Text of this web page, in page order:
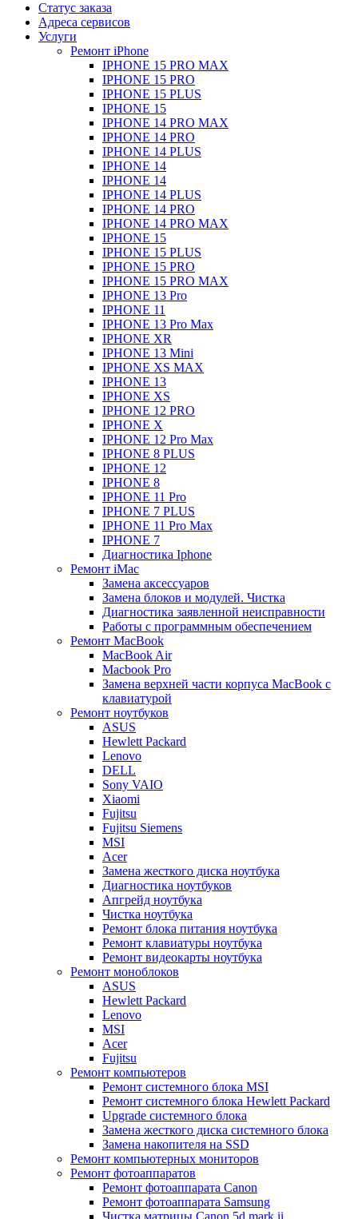
Статус заказа
Адреса сервисов
Услуги
Ремонт iPhone
IPHONE 15 PRO MAX
IPHONE 15 PRO
IPHONE 15 PLUS
IPHONE 15
IPHONE 14 PRO MAX
IPHONE 14 PRO
IPHONE 14 PLUS
IPHONE 14
IPHONE 14
IPHONE 14 PLUS
IPHONE 14 PRO
IPHONE 14 PRO MAX
IPHONE 15
IPHONE 15 PLUS
IPHONE 15 PRO
IPHONE 15 PRO MAX
IPHONE 13 Pro
IPHONE 11
IPHONE 13 Pro Max
IPHONE XR
IPHONE 13 Mini
IPHONE XS MAX
IPHONE 13
IPHONE XS
IPHONE 12 PRO
IPHONE X
IPHONE 12 Pro Max
IPHONE 8 PLUS
IPHONE 12
IPHONE 8
IPHONE 11 Pro
IPHONE 7 PLUS
IPHONE 11 Pro Max
IPHONE 7
Диагностика Iphone
Ремонт iMac
Замена аксессуаров
Замена блоков и модулей. Чистка
Диагностика заявленной неисправности
Работы с программным обеспечением
Ремонт MacBook
MacBook Air
Macbook Pro
Замена верхней части корпуса MacBook с
клавиатурой
Ремонт ноутбуков
ASUS
Hewlett Packard
Lenovo
DELL
Sony VAIO
Xiaomi
Fujitsu
Fujitsu Siemens
MSI
Acer
Замена жесткого диска ноутбука
Диагностика ноутбуков
Апгрейд ноутбука
Чистка ноутбука
Ремонт блока питания ноутбука
Ремонт клавиатуры ноутбука
Ремонт видеокарты ноутбука
Ремонт моноблоков
ASUS
Hewlett Packard
Lenovo
MSI
Acer
Fujitsu
Ремонт компьютеров
Ремонт системного блока MSI
Ремонт системного блока Hewlett Packard
Upgrade системного блока
Замена жесткого диска системного блока
Замена накопителя на SSD
Ремонт компьютерных мониторов
Ремонт фотоаппаратов
Ремонт фотоаппарата Canon
Ремонт фотоаппарата Samsung
Чистка матрицы Canon 5d mark ii